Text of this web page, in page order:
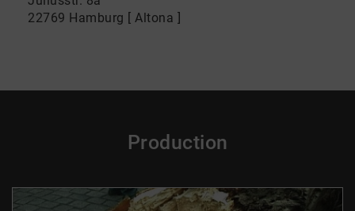
22769 Hamburg [ Altona ]
Production